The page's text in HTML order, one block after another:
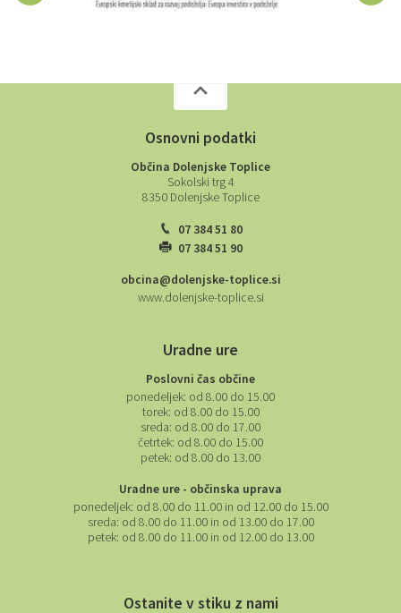
Osnovni podatki
Občina Dolenjske Toplice
Sokolski trg 4
8350 Dolenjske Toplice
07 384 51 80
07 384 51 90
obcina@dolenjske-toplice.si
www.dolenjske-toplice.si
Uradne ure
Poslovni čas občine
ponedeljek: od 8.00 do 15.00
torek: od 8.00 do 15.00
sreda: od 8.00 do 17.00
četrtek: od 8.00 do 15.00
petek: od 8.00 do 13.00
Uradne ure - občinska uprava
ponedeljek: od 8.00 do 11.00 in od 12.00 do 15.00
sreda: od 8.00 do 11.00 in od 13.00 do 17.00
petek: od 8.00 do 11.00 in od 12.00 do 13.00
Ostanite v stiku z nami